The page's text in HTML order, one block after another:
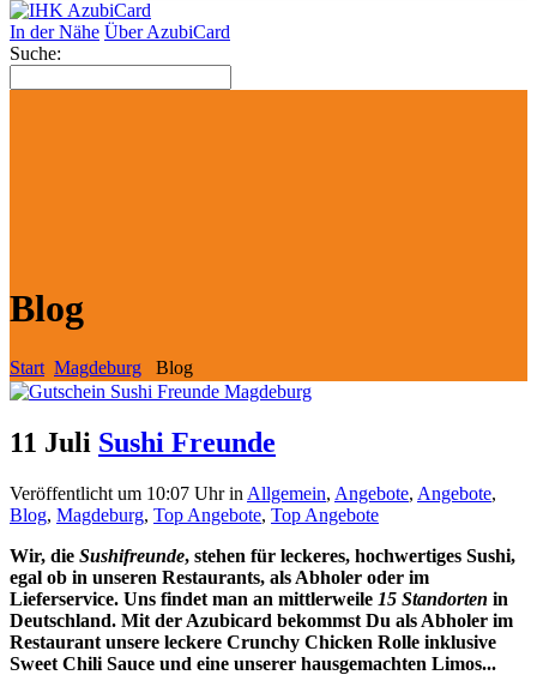
In der Nähe Über AzubiCard
Suche:
Blog
Start Magdeburg Blog
11 Juli Sushi Freunde
Veröffentlicht um 10:07 Uhrin Allgemein, Angebote, Angebote,
Blog, Magdeburg, Top Angebote, Top Angebote
Wir, die Sushifreunde, stehen für leckeres, hochwertiges Sushi,
egal ob in unseren Restaurants, als Abholer oder im
Lieferservice. Uns findet man an mittlerweile 15 Standorten in
Deutschland. Mit der Azubicard bekommst Du als Abholer im
Restaurant unsere leckere Crunchy Chicken Rolle inklusive
Sweet Chili Sauce und eine unserer hausgemachten Limos...